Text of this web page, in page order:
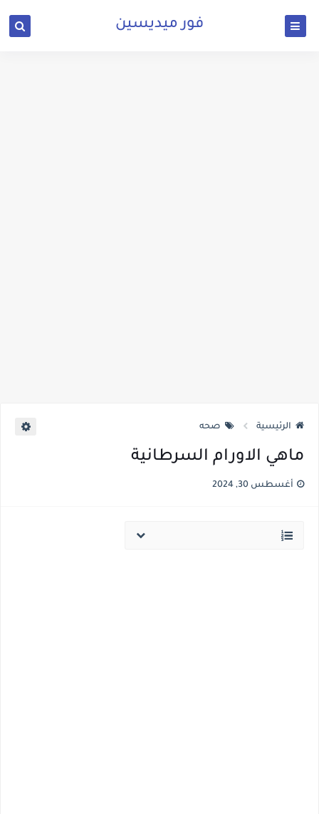
فور ميديسين
الرئيسية صحه
ماهي الاورام السرطانية
أغسطس 30, 2024